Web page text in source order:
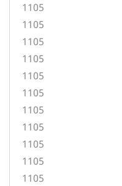
1105
1105
1105
1105
1105
1105
1105
1105
1105
1105
1105